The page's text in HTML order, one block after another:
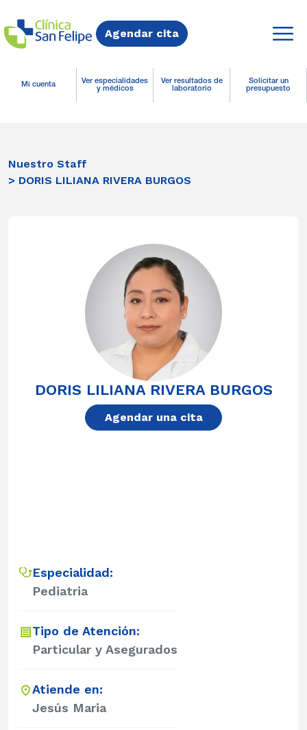
Agendar cita
Mi cuenta
Ver especialidades
y médicos
Ver resultados de
laboratorio
Solicitar un
presupuesto
Nuestro Staff
> DORIS LILIANA RIVERA BURGOS
DORIS LILIANA RIVERA BURGOS
Agendar una cita
Especialidad:
Pediatria
Tipo de Atención:
Particular y Asegurados
Atiende en:
Jesús Maria